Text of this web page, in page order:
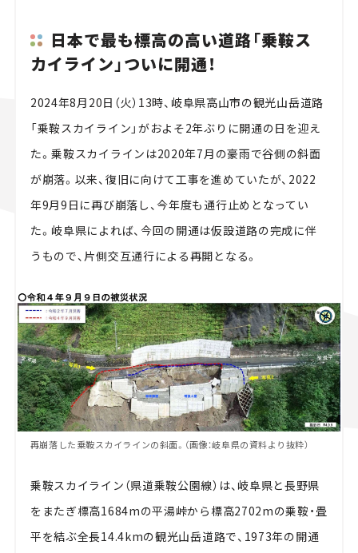
日本で最も標高の高い道路「乗鞍ス
カイライン」ついに開通！
2024年8月20日（火）13時、岐阜県高山市の観光山岳道路
「乗鞍スカイライン」がおよそ2年ぶりに開通の日を迎え
た。乗鞍スカイラインは2020年7月の豪雨で谷側の斜面
が崩落。以来、復旧に向けて工事を進めていたが、2022
年9月9日に再び崩落し、今年度も通行止めとなってい
た。岐阜県によれば、今回の開通は仮設道路の完成に伴
うもので、片側交互通行による再開となる。
再崩落した乗鞍スカイラインの斜面。（画像：岐阜県の資料より抜粋）
乗鞍スカイライン（県道乗鞍公園線）は、岐阜県と長野県
をまたぎ標高1684mの平湯峠から標高2702mの乗鞍・畳
平を結ぶ全長14.4kmの観光山岳道路で、1973年の開通